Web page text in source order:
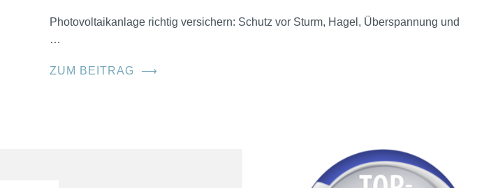
Photovoltaikanlage richtig versichern: Schutz vor Sturm, Hagel, Überspannung und
…
ZUM BEITRAG ⟶